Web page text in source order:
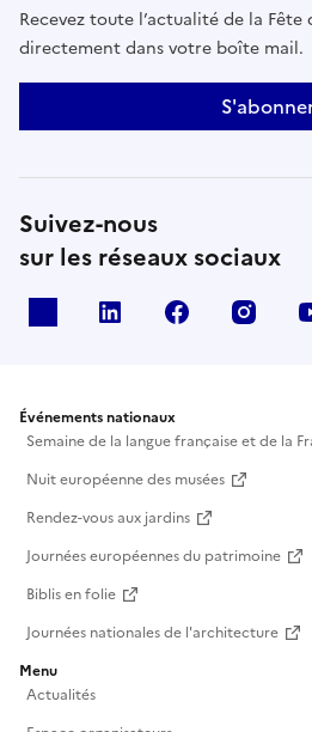
Recevez toute l’actualité de la Fête
directement dans votre boîte mail.
Suivez-nous
sur les réseaux sociaux
Linkedin Facebook
Événements nationaux
Semaine de la langue française et de la
Nuit européenne des musées
Rendez-vous aux jardins
Journées européennes du patrimoine
Biblis en folie
Journées nationales de l'architecture
Menu
Actualités